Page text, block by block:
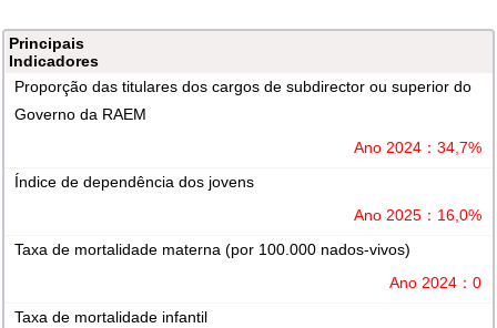
Principais
Indicadores
Proporção das titulares dos cargos de subdirector ou superior do
Governo da RAEM
Ano 2024：34,7%
Índice de dependência dos jovens
Ano 2025：16,0%
Taxa de mortalidade materna (por 100.000 nados-vivos)
Ano 2024：0
Taxa de mortalidade infantil